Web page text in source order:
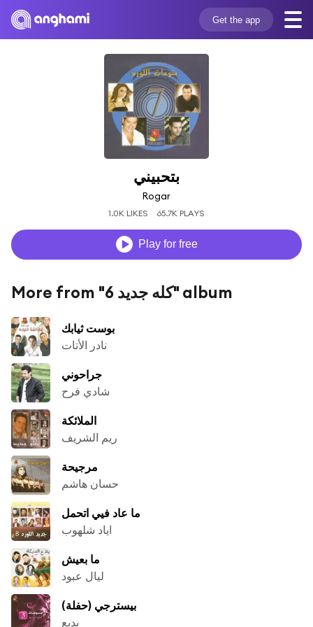
Get the app
بتحبيني
Rogar
1.0K LIKES 65.7K PLAYS
Play for free
More from "كله جديد 6" album
بوست ثيابك
نادر الأتات
جراحوني
شادي فرح
الملائكة
ريم الشريف
مرجيحة
حسان هاشم
ما عاد فيي اتحمل
اياد شلهوب
ما بعيش
ليال عبود
بيسترجي (حفلة)
بديع